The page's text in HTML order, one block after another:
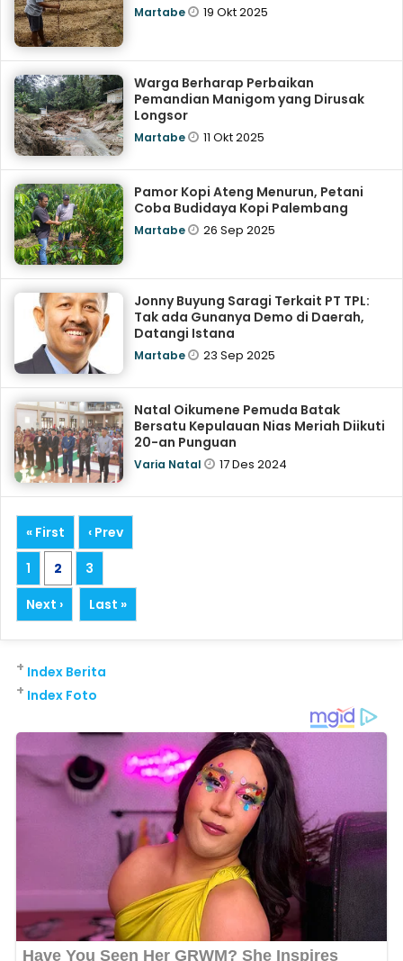
Martabe 19 Okt 2025
Warga Berharap Perbaikan
Pemandian Manigom yang Dirusak
Longsor
Martabe 11 Okt 2025
Pamor Kopi Ateng Menurun, Petani
Coba Budidaya Kopi Palembang
Martabe 26 Sep 2025
Jonny Buyung Saragi Terkait PT TPL:
Tak ada Gunanya Demo di Daerah,
Datangi Istana
Martabe 23 Sep 2025
Natal Oikumene Pemuda Batak
Bersatu Kepulauan Nias Meriah Diikuti
20-an Punguan
Varia Natal 17 Des 2024
« First
‹ Prev
1
2
3
Next ›
Last »
Index Berita
+
Index Foto
+